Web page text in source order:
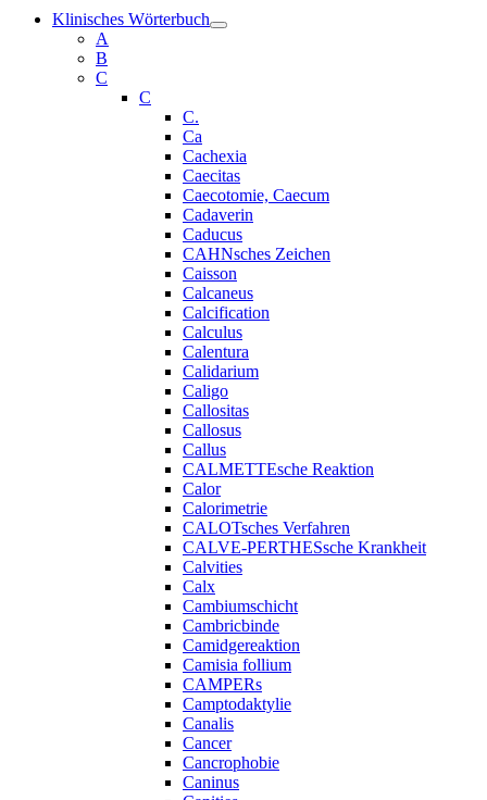
Klinisches Wörterbuch
A
B
C
C
C.
Ca
Cachexia
Caecitas
Caecotomie, Caecum
Cadaverin
Caducus
CAHNsches Zeichen
Caisson
Calcaneus
Calcification
Calculus
Calentura
Calidarium
Caligo
Callositas
Callosus
Callus
CALMETTEsche Reaktion
Calor
Calorimetrie
CALOTsches Verfahren
CALVE-PERTHESsche Krankheit
Calvities
Calx
Cambiumschicht
Cambricbinde
Camidgereaktion
Camisia follium
CAMPERs
Camptodaktylie
Canalis
Cancer
Cancrophobie
Caninus